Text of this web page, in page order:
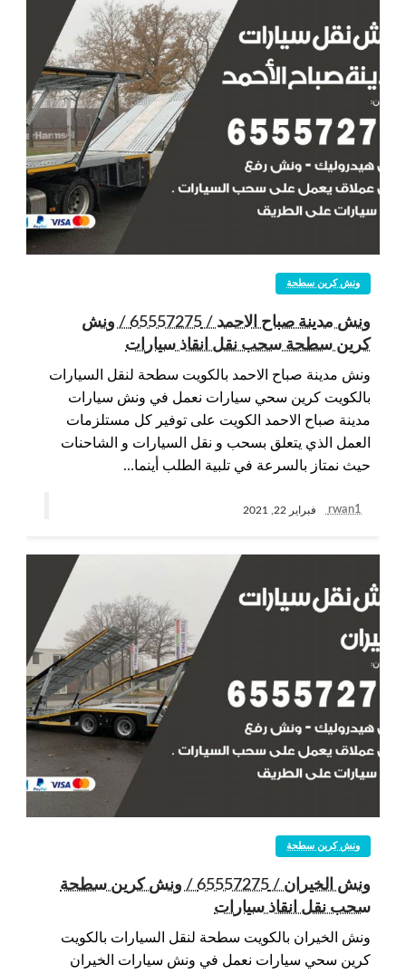
ونش كرين سطحة
ونش مدينة صباح الاحمد / 65557275 / ونش
كرين سطحة سحب نقل انقاذ سيارات
ونش مدينة صباح الاحمد بالكويت سطحة لنقل السيارات
بالكويت كرين سحي سيارات نعمل في ونش سيارات
مدينة صباح الاحمد الكويت على توفير كل مستلزمات
العمل الذي يتعلق بسحب و نقل السيارات و الشاحنات
حيث نمتاز بالسرعة في تلبية الطلب أينما…
rwan1 فبراير 22, 2021
ونش كرين سطحة
ونش الخيران / 65557275 / ونش كرين سطحة
سحب نقل انقاذ سيارات
ونش الخيران بالكويت سطحة لنقل السيارات بالكويت
كرين سحي سيارات نعمل في ونش سيارات الخيران